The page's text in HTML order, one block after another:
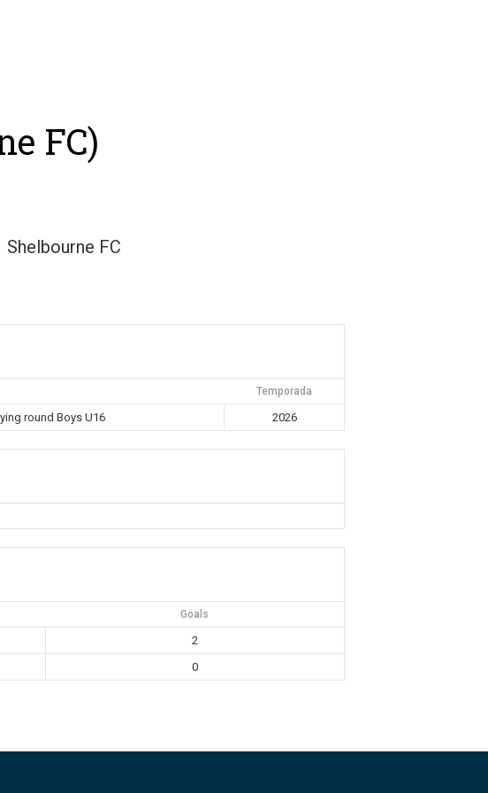
FC)
Shelbourne FC
Temporada
round Boys U16 2026
Goals
2
0